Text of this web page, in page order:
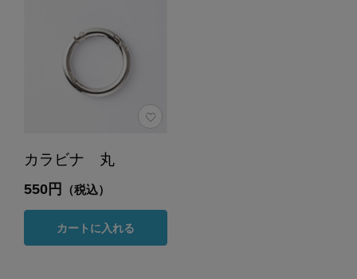
カラビナ 丸
550円 （税込）
カートに入れる